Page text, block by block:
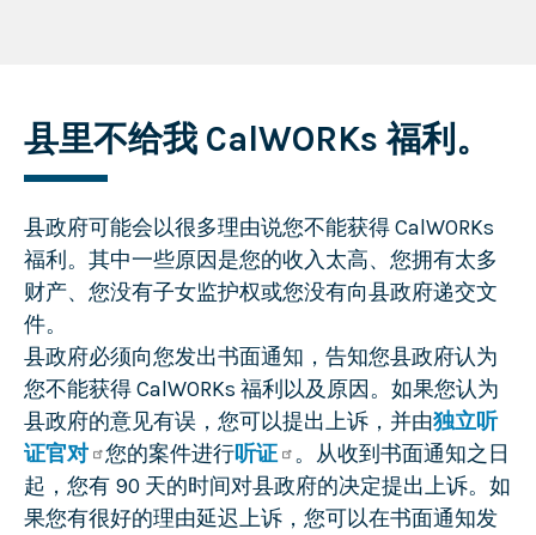
县里不给我 CalWORKs 福利。
县政府可能会以很多理由说您不能获得 CalWORKs
福利。其中一些原因是您的收入太高、您拥有太多
财产、您没有子女监护权或您没有向县政府递交文
件。
县政府必须向您发出书面通知，告知您县政府认为
您不能获得 CalWORKs 福利以及原因。如果您认为
县政府的意见有误，您可以提出上诉，并由独立听
证官对
您的案件进行听证
。从收到书面通知之日
起，您有 90 天的时间对县政府的决定提出上诉。如
果您有很好的理由延迟上诉，您可以在书面通知发